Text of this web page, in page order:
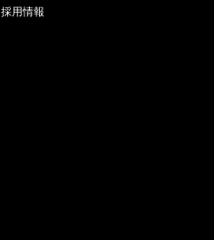
採用情報